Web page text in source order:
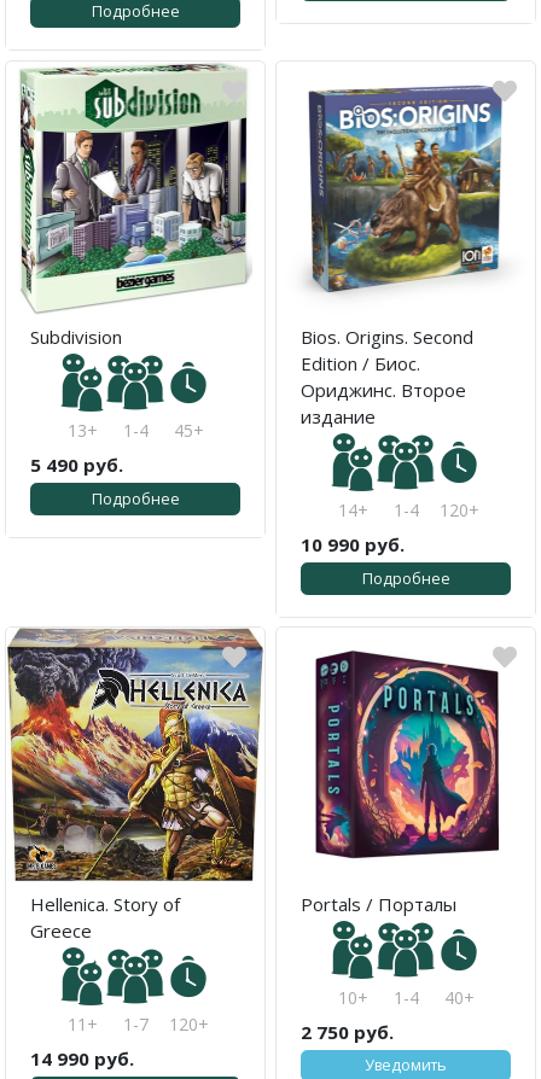
Подробнее
Subdivision
13+ 1-4 45+
5 490 руб.
Подробнее
Bios. Origins. Second
Edition / Биос.
Ориджинс. Второе
издание
14+ 1-4 120+
10 990 руб.
Подробнее
Hellenica. Story of
Greece
11+ 1-7 120+
14 990 руб.
Portals / Порталы
10+ 1-4 40+
2 750 руб.
Уведомить